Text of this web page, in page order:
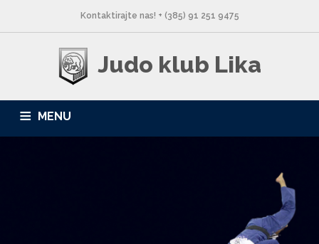
Kontaktirajte nas! + (385) 91 251 9475
Judo klub Lika
MENU